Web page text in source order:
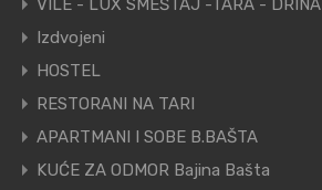
VILE - LUX SMEŠTAJ -TARA - DRINA
Izdvojeni
HOSTEL
RESTORANI NA TARI
APARTMANI I SOBE B.BAŠTA
KUĆE ZA ODMOR Bajina Bašta